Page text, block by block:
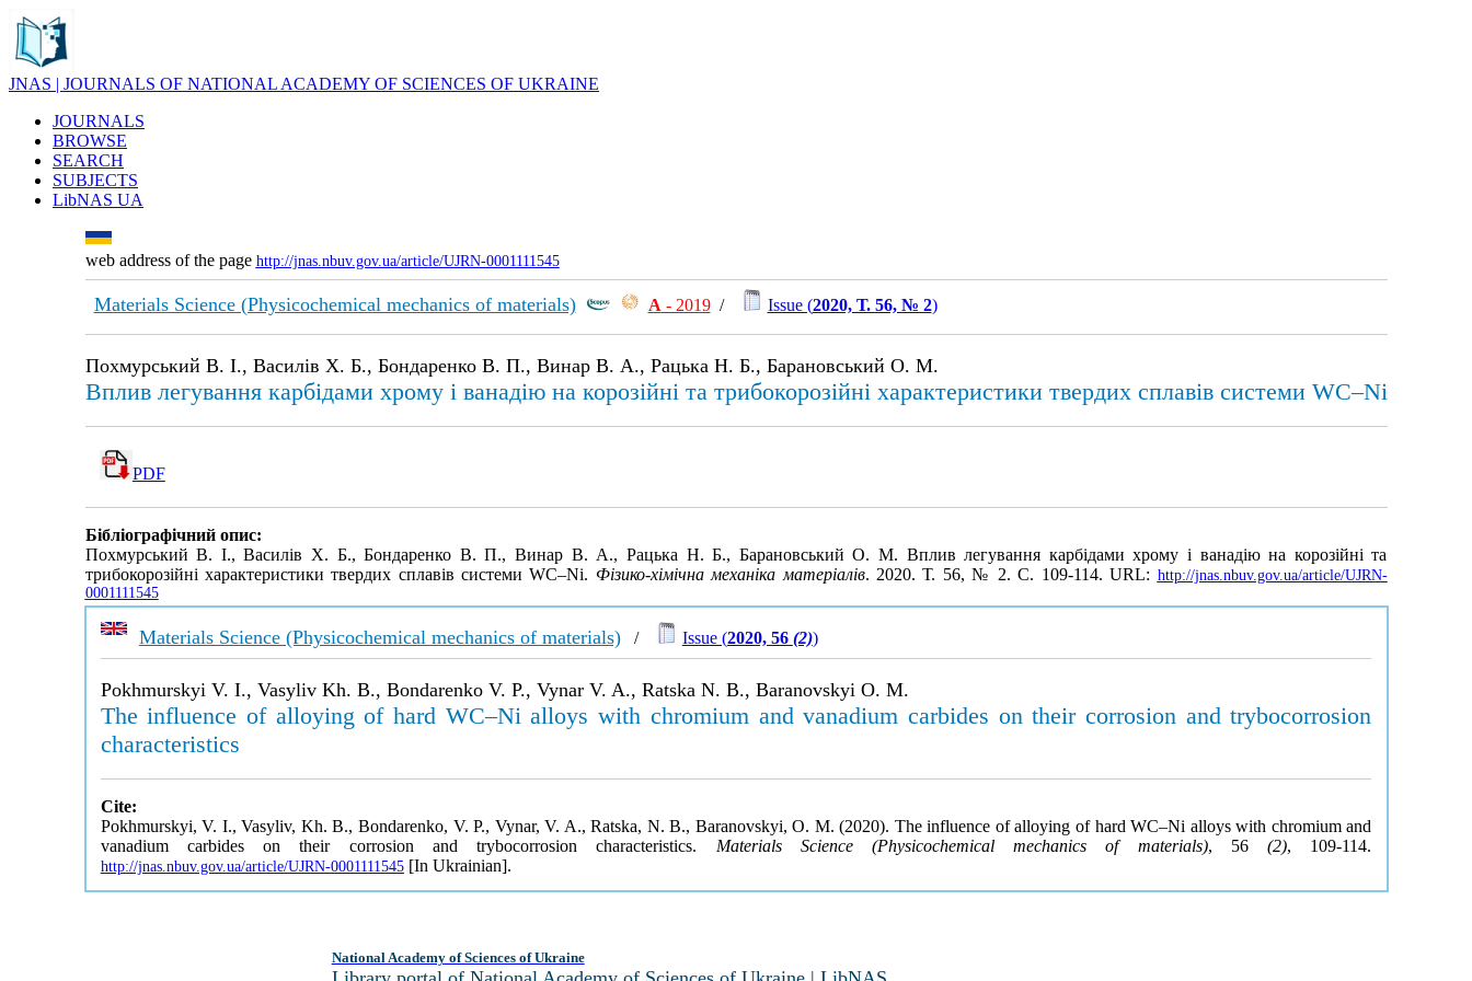
JNAS | JOURNALS OF NATIONAL ACADEMY OF SCIENCES OF UKRAINE
JOURNALS
BROWSE
SEARCH
SUBJECTS
LibNAS UA
web address of the page http://jnas.nbuv.gov.ua/article/UJRN-0001111545
Materials Science (Physicochemical mechanics of materials) А - 2019/ Issue (2020, Т. 56, № 2)
Похмурський В. І., Василів Х. Б., Бондаренко В. П., Винар В. А., Рацька Н. Б., Барановський О. М.
Вплив легування карбідами хрому і ванадію на корозійні та трибокорозійні характеристики твердих сплавів системи WC–Ni
PDF
Бібліографічний опис:
Похмурський В. І., Василів Х. Б., Бондаренко В. П., Винар В. А., Рацька Н. Б., Барановський О. М. Вплив легування карбідами хрому і ванадію на корозійні та
трибокорозійні характеристики твердих сплавів системи WC–Ni. Фізико-хімічна механіка матеріалів. 2020. Т. 56, № 2. С. 109-114. URL: http://jnas.nbuv.gov.ua/article/UJRN-
0001111545
Materials Science (Physicochemical mechanics of materials)/ Issue (2020, 56 (2))
Pokhmurskyi V. I., Vasyliv Kh. B., Bondarenko V. P., Vynar V. A., Ratska N. B., Baranovskyi O. M.
The influence of alloying of hard WC–Ni alloys with chromium and vanadium carbides on their corrosion and trybocorrosion
characteristics
Cite:
Pokhmurskyi, V. I., Vasyliv, Kh. B., Bondarenko, V. P., Vynar, V. A., Ratska, N. B., Baranovskyi, O. M. (2020). The influence of alloying of hard WC–Ni alloys with chromium and
vanadium carbides on their corrosion and trybocorrosion characteristics. Materials Science (Physicochemical mechanics of materials), 56 (2), 109-114.
http://jnas.nbuv.gov.ua/article/UJRN-0001111545[In Ukrainian].
National Academy of Sciences of Ukraine